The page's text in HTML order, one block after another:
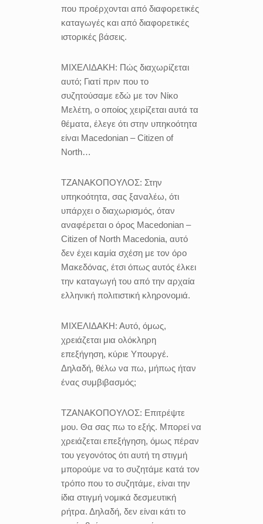
που προέρχονται από διαφορετικές
καταγωγές και από διαφορετικές
ιστορικές βάσεις.
ΜΙΧΕΛΙΔΑΚΗ: Πώς διαχωρίζεται
αυτό; Γιατί πριν που το
συζητούσαμε εδώ με τον Νίκο
Μελέτη, ο οποίος χειρίζεται αυτά τα
θέματα, έλεγε ότι στην υπηκοότητα
είναι Macedonian – Citizen of
North…
ΤΖΑΝΑΚΟΠΟΥΛΟΣ: Στην
υπηκοότητα, σας ξαναλέω, ότι
υπάρχει ο διαχωρισμός, όταν
αναφέρεται ο όρος Macedonian –
Citizen of North Macedonia, αυτό
δεν έχει καμία σχέση με τον όρο
Μακεδόνας, έτσι όπως αυτός έλκει
την καταγωγή του από την αρχαία
ελληνική πολιτιστική κληρονομιά.
ΜΙΧΕΛΙΔΑΚΗ: Αυτό, όμως,
χρειάζεται μια ολόκληρη
επεξήγηση, κύριε Υπουργέ.
Δηλαδή, θέλω να πω, μήπως ήταν
ένας συμβιβασμός;
ΤΖΑΝΑΚΟΠΟΥΛΟΣ: Επιτρέψτε
μου. Θα σας πω το εξής. Μπορεί να
χρειάζεται επεξήγηση, όμως πέραν
του γεγονότος ότι αυτή τη στιγμή
μπορούμε να το συζητάμε κατά τον
τρόπο που το συζητάμε, είναι την
ίδια στιγμή νομικά δεσμευτική
ρήτρα. Δηλαδή, δεν είναι κάτι το